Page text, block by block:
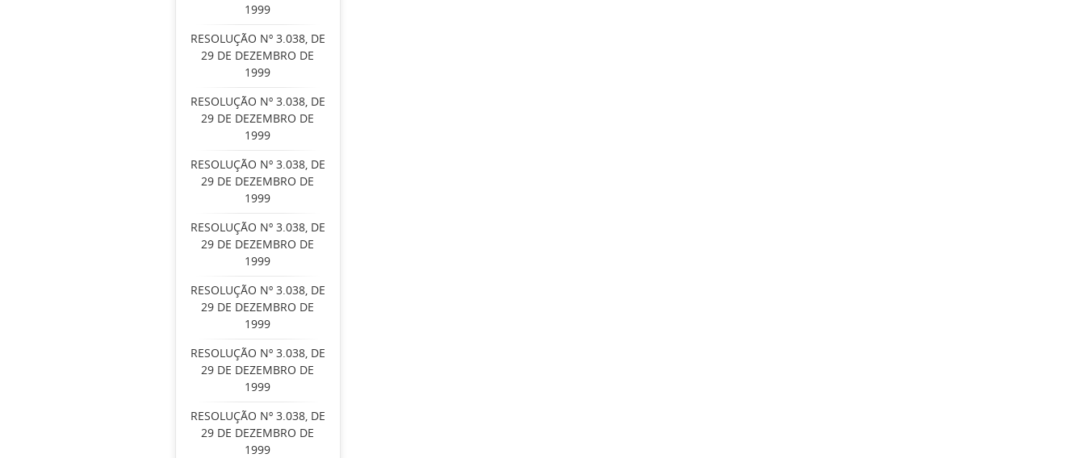
1999
RESOLUÇÃO Nº 3.038, DE
29 DE DEZEMBRO DE
1999
RESOLUÇÃO Nº 3.038, DE
29 DE DEZEMBRO DE
1999
RESOLUÇÃO Nº 3.038, DE
29 DE DEZEMBRO DE
1999
RESOLUÇÃO Nº 3.038, DE
29 DE DEZEMBRO DE
1999
RESOLUÇÃO Nº 3.038, DE
29 DE DEZEMBRO DE
1999
RESOLUÇÃO Nº 3.038, DE
29 DE DEZEMBRO DE
1999
RESOLUÇÃO Nº 3.038, DE
29 DE DEZEMBRO DE
1999